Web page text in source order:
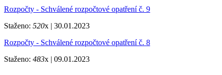
Rozpočty - Schválené rozpočtové opatření č. 9
Staženo: 520x | 30.01.2023
Rozpočty - Schválené rozpočtové opatření č. 8
Staženo: 483x | 09.01.2023